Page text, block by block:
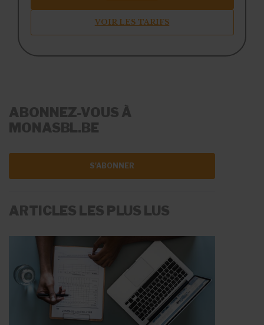
VOIR LES TARIFS
ABONNEZ-VOUS À
MONASBL.BE
S'ABONNER
ARTICLES LES PLUS LUS
LA RÉMUNÉRATION
LES AIDES À L'EMPLOI